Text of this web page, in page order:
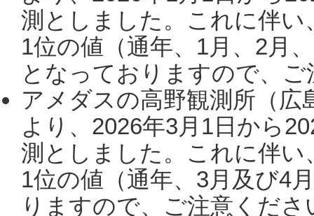
測としました。これに伴い
1位の値（通年、1月、2月
となっておりますので、
アメダスの高野観測所（
より、2026年3月1日から
測としました。これに伴い
1位の値（通年、3月及び4
りますので、ご注意くだ